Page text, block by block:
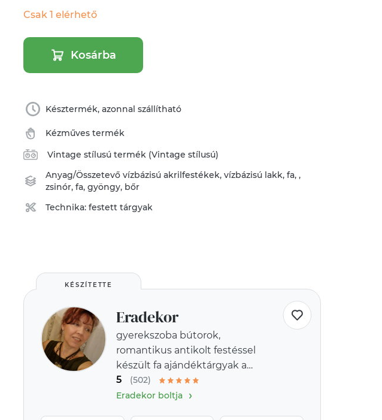
Csak 1 elérhető
Kosárba
Késztermék, azonnal szállítható
Kézműves termék
Vintage stílusú termék (Vintage stílusú)
Anyag/Összetevővízbázisú akrilfestékek,vízbázisú lakk,fa,,
zsinór,fa,gyöngy, bőr
Technika:festett tárgyak
KÉSZÍTETTE
Eradekor
gyerekszoba bútorok,
romantikus antikolt festéssel
készült fa ajándéktárgyak a
provence-i stílus jegyében
5
(502)
Eradekor boltja
›